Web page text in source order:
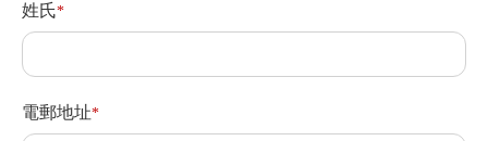
姓氏
電郵地址